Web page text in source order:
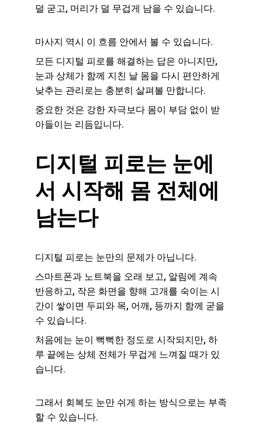
덜 굳고, 머리가 덜 무겁게 남을 수 있습니다.
마사지 역시 이 흐름 안에서 볼 수 있습니다.
모든 디지털 피로를 해결하는 답은 아니지만,
눈과 상체가 함께 지친 날 몸을 다시 편안하게
낮추는 관리로는 충분히 살펴볼 만합니다.
중요한 것은 강한 자극보다 몸이 부담 없이 받
아들이는 리듬입니다.
디지털 피로는 눈에
서 시작해 몸 전체에
남는다
디지털 피로는 눈만의 문제가 아닙니다.
스마트폰과 노트북을 오래 보고, 알림에 계속
반응하고, 작은 화면을 향해 고개를 숙이는 시
간이 쌓이면 두피와 목, 어깨, 등까지 함께 굳을
수 있습니다.
처음에는 눈이 뻑뻑한 정도로 시작되지만, 하
루 끝에는 상체 전체가 무겁게 느껴질 때가 있
습니다.
그래서 회복도 눈만 쉬게 하는 방식으로는 부족
할 수 있습니다.